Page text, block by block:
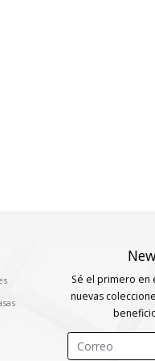
Sé el primero en
nuevas